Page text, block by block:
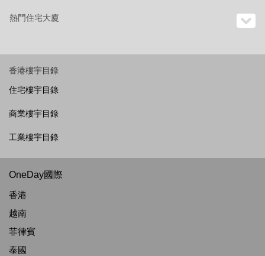
熱門住宅大廈
香港樓宇目錄
住宅樓宇目錄
商業樓宇目錄
工業樓宇目錄
OneDay國際
香港
越南
菲律賓
泰國